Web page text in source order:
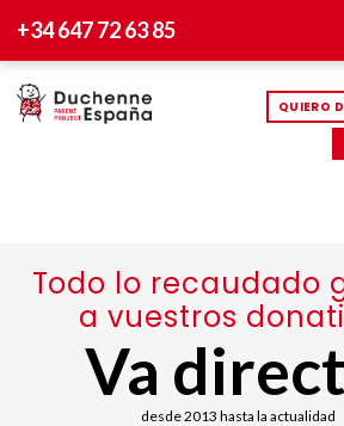
+34 647 72 63 85
QUIERO
Todo lo recaudado
a vuestros
Va
desde 2013 hasta la actualidad